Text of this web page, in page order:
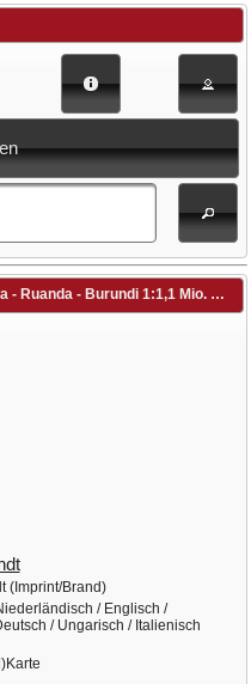
freytag & berndt Straßenkarte Tansania - Ruanda - Burundi 1:1,1 Mio. 1:1'100'000
(Imprint/Brand)
/ Englisch /
/ Ungarisch / Italienisch